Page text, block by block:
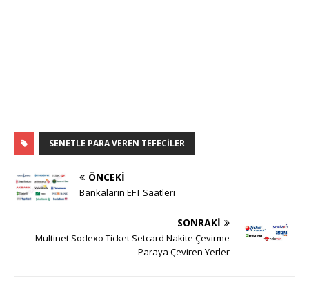
SENETLE PARA VEREN TEFECILER
ÖNCEKI
Bankaların EFT Saatleri
SONRAKI
Multinet Sodexo Ticket Setcard Nakite Çevirme
Paraya Çeviren Yerler